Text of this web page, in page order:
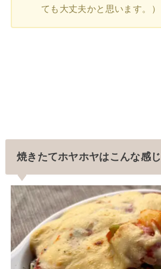
ても大丈夫かと思います。）
焼きたてホヤホヤはこんな感じ